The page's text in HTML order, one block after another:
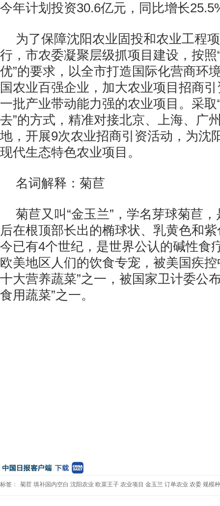
今年计划投资30.6亿元，同比增长
为了保障沈阳农业固投和农业工程
行，市农委凝聚层级抓项目建设，按
优”的要求，以全市打造国际化营商环
国农业百强企业，加大农业项目招商
一批产业带动能力强的农业项目。采取
去”的方式，精准对接北京、上海、广
地，开展9次农业招商引资活动，为沈
现代生态特色农业项目。
名词解释：菊苣
菊苣又叫“金玉兰”，学名芽球菊苣
后在根顶部长出的椭球状、乳黄色和
今已有4个世纪，是世界公认的碱性食
欧美地区人们的饮食专宠，被美国疾
十大营养蔬菜”之一，被国家卫计委公
食用蔬菜”之一。
标签： 菊苣 填补国内空白 沈阳农业 欧菜王子 农业项目 金玉兰 订单农业 农委 规模